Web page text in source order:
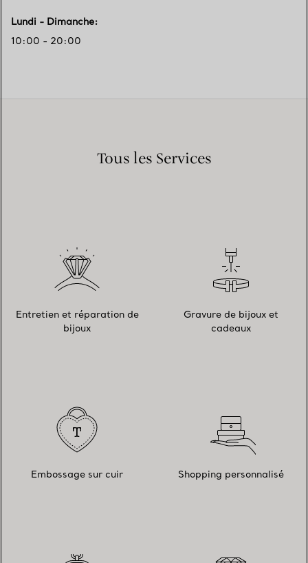
Lundi - Dimanche:
10:00 - 20:00
Tous les Services
Entretien et réparation de
bijoux
Gravure de bijoux et
cadeaux
Embossage sur cuir Shopping personnalisé